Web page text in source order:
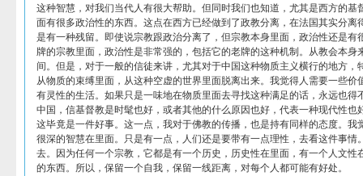
这种智慧，对我们当代人有很大帮助。但同时我们也知道，尤其是西方的基
面有很多政治性的东西。这点在西方已经做到了政教分离，在法国其实分离
是有一种残留。即使说宗教跟政治分离了，但宗教本身里面，政治性还是有
牌的宗教里面，政治性是非常强的，包括它的老牌的这种机制。从教会本身
间。但是，对于一般的信徒来讲，尤其对于中国这种物质主义横行的地方，
从物质的束缚里面，从这种空虚的世界里面脱离出来。我觉得人需要一些价
有灵性的生活。如果只是一味地在物质里面去寻找这种满足的话，永远也得
中国，信基督教是时髦也好，或者其他的什么原因也好，代表一种现代性也
这毕竟是一件好事。这一点，我对于佛教的传播，也是持有同样的态度。我
很深的智慧在里面。只是有一点，人们还是要带有一点理性，去看这件事情
去。因为任何一个宗教，它都是有一个历史，历史性在里面，有一个人文性
的东西。所以，保留一个自我，保留一线距离，对每个人都可能有好处。